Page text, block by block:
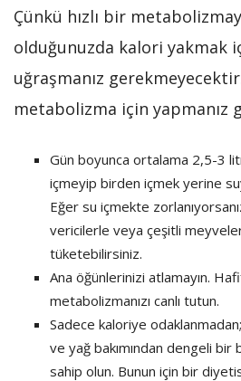
Çünkü hızlı bir
olduğunuzda kalori yakmak
uğraşmanız
metabolizma için yapmanız
Gün boyunca ortalama 2,5-3
içmeyip birden içmek yerine
Eğer su içmekte
vericilerle veya çeşitli
tüketebilirsiniz.
Ana öğünlerinizi atlamayın.
metabolizmanızı canlı tutun.
Sadece kaloriye
ve yağ bakımından dengeli
sahip olun. Bunun için bir